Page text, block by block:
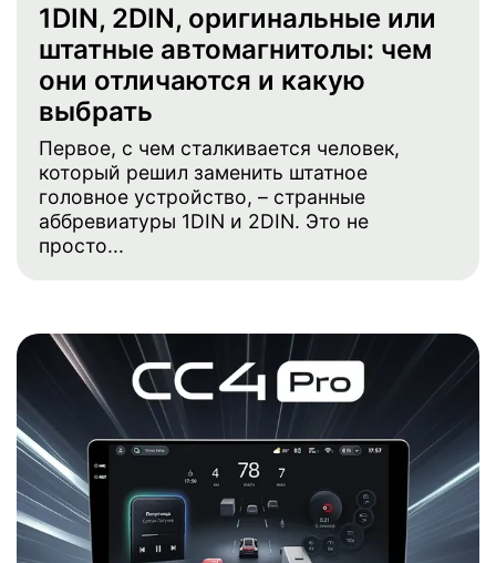
1DIN, 2DIN, оригинальные или
штатные автомагнитолы: чем
они отличаются и какую
выбрать
Первое, с чем сталкивается человек,
который решил заменить штатное
головное устройство, – странные
аббревиатуры 1DIN и 2DIN. Это не
просто...